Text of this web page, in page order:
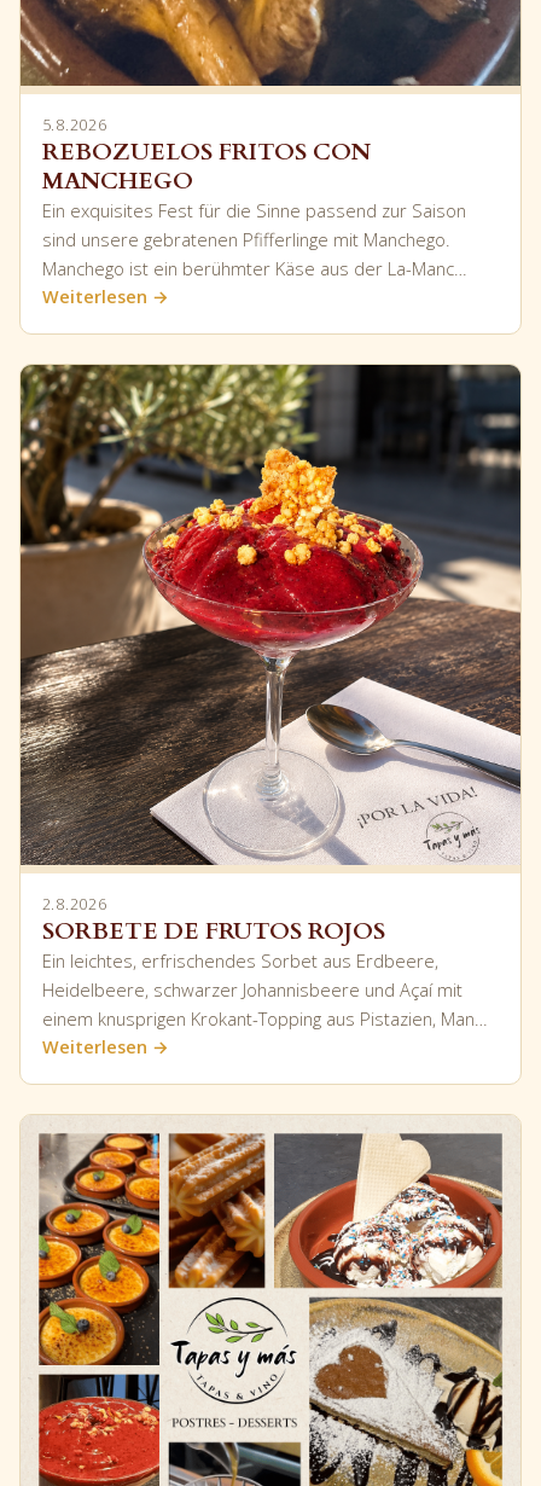
5.8.2026
REBOZUELOS FRITOS CON
MANCHEGO
Ein exquisites Fest für die Sinne passend zur Saison
sind unsere gebratenen Pfifferlinge mit Manchego.
Manchego ist ein berühmter Käse aus der La-Manc…
Weiterlesen →
2.8.2026
SORBETE DE FRUTOS ROJOS
Ein leichtes, erfrischendes Sorbet aus Erdbeere,
Heidelbeere, schwarzer Johannisbeere und Açaí mit
einem knusprigen Krokant-Topping aus Pistazien, Man…
Weiterlesen →